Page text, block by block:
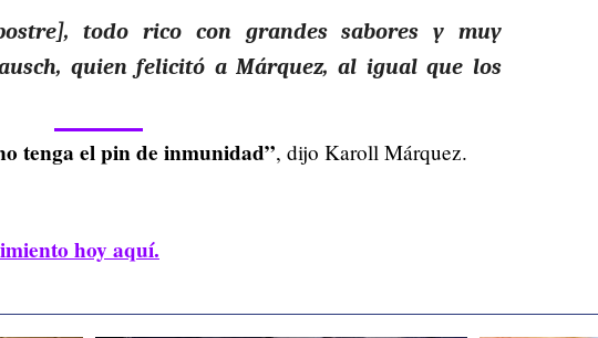
todo rico con grandes sabores y muy
quien felicitó a Márquez, al igual que los
tenga el pin de inmunidad”, dijo Karoll Márquez.
hoy aquí.